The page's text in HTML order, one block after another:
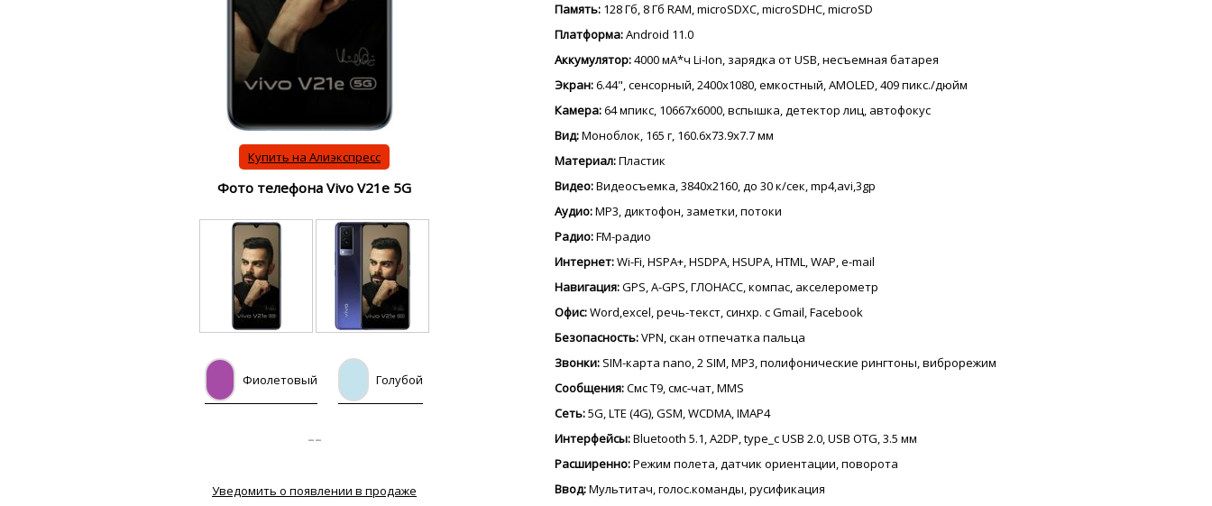
Купить на Алиэкспресс
Фото телефона Vivo V21e 5G
Фиолетовый Голубой
--
Уведомить о появлении в продаже
Память: 128 Гб, 8 Гб RAM, microSDXC, microSDHC, microSD
Платформа:Android 11.0
Аккумулятор:4000 мА*ч Li-Ion, зарядка от USB, несъемная батарея
Экран:6.44", сенсорный, 2400x1080, емкостный, AMOLED, 409 пикс./дюйм
Камера:64 мпикс, 10667x6000, вспышка, детектор лиц, автофокус
Вид:Моноблок, 165 г, 160.6x73.9x7.7 мм
Материал:Пластик
Видео:Видеосъемка, 3840x2160, до 30 к/сек, mp4,avi,3gp
Аудио:MP3, диктофон, заметки, потоки
Радио:FM-радио
Интернет:Wi-Fi, HSPA+, HSDPA, HSUPA, HTML, WAP, e-mail
Навигация:GPS, A-GPS, ГЛОНАСС, компас, акселерометр
Офис:Word,excel, речь-текст, синхр. с Gmail, Facebook
Безопасность:VPN, скан отпечатка пальца
Звонки: SIM-карта nano, 2 SIM, MP3, полифонические рингтоны, виброрежим
Сообщения:Смс Т9, смс-чат, MMS
Сеть:5G, LTE (4G), GSM, WCDMA, IMAP4
Интерфейсы:Bluetooth 5.1, A2DP, type_c USB 2.0, USB OTG, 3.5 мм
Расширенно:Режим полета, датчик ориентации, поворота
Ввод:Мультитач, голос.команды, русификация